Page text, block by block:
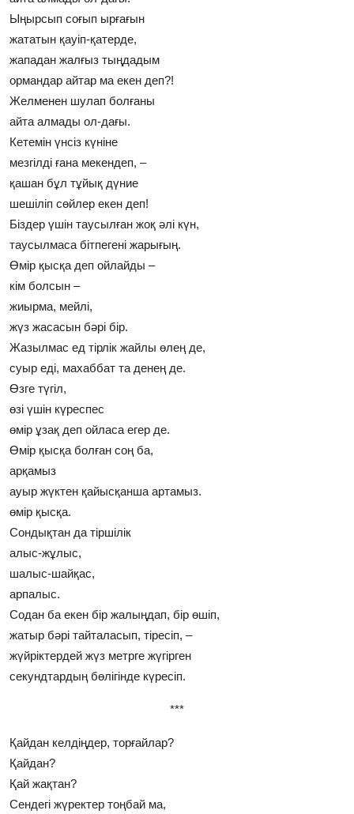
Ыңырсып соғып ырғағын
жататын қауiп-қатерде,
жападан жалғыз тыңдадым
ормандар айтар ма екен деп?!
Желменен шулап болғаны
айта алмады ол-дағы.
Кетемiн үнсiз күнiне
мезгiлдi ғана мекендеп, –
қашан бұл тұйық дүние
шешiлiп сөйлер екен деп!
Бiздер үшiн таусылған жоқ әлi күн,
таусылмаса бiтпегенi жарығың.
Өмiр қысқа деп ойлайды –
кiм болсын –
жиырма, мейлi,
жүз жасасын бәрi бiр.
Жазылмас ед тiрлiк жайлы өлең де,
суыр едi, махаббат та денең де.
Өзге түгiл,
өзi үшiн күреспес
өмiр ұзақ деп ойласа егер де.
Өмiр қысқа болған соң ба,
арқамыз
ауыр жүктен қайысқанша артамыз.
өмiр қысқа.
Сондықтан да тiршiлiк
алыс-жұлыс,
шалыс-шайқас,
арпалыс.
Содан ба екен бiр жалыңдап, бiр өшiп,
жатыр бәрi тайталасып, тiресiп, –
жүйрiктердей жүз метрге жүгiрген
секундтардың бөлiгiнде күресiп.
***
Қайдан келдiңдер, торғайлар?
Қайдан?
Қай жақтан?
Сендегi жүректер тоңбай ма,